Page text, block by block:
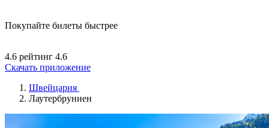
Покупайте билеты быстрее
4.6 рейтинг 4.6
Скачать приложение
Швейцария
Лаутербруннен